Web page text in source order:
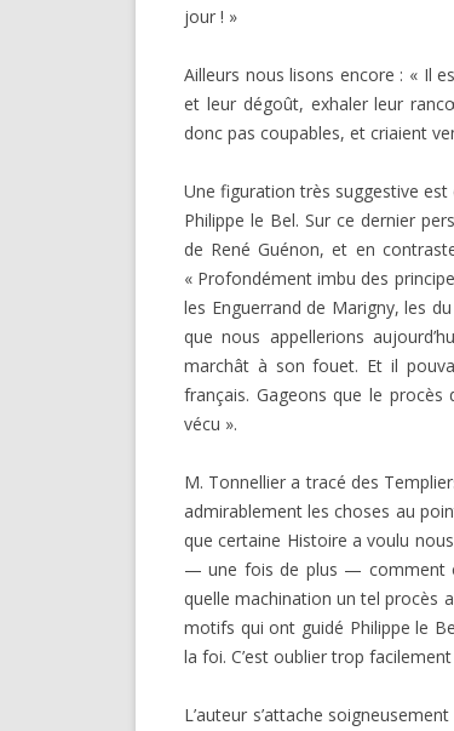
jour ! »
Ailleurs nous lisons encore : « Il
et leur dégoût, exhaler leur
donc pas coupables, et criaient
Une figuration très suggestive
Philippe le Bel. Sur ce dernier
de René Guénon, et en
« Profondément imbu des
les Enguerrand de Marigny, les
que nous appellerions
marchât à son fouet. Et il
français. Gageons que le
vécu ».
M. Tonnellier a tracé des
admi­rablement les choses au
que certaine Histoire a voulu
— une fois de plus — comment
quelle machination un tel procès
motifs qui ont guidé Philippe le
la foi. C’est oublier trop
L’auteur s’attache